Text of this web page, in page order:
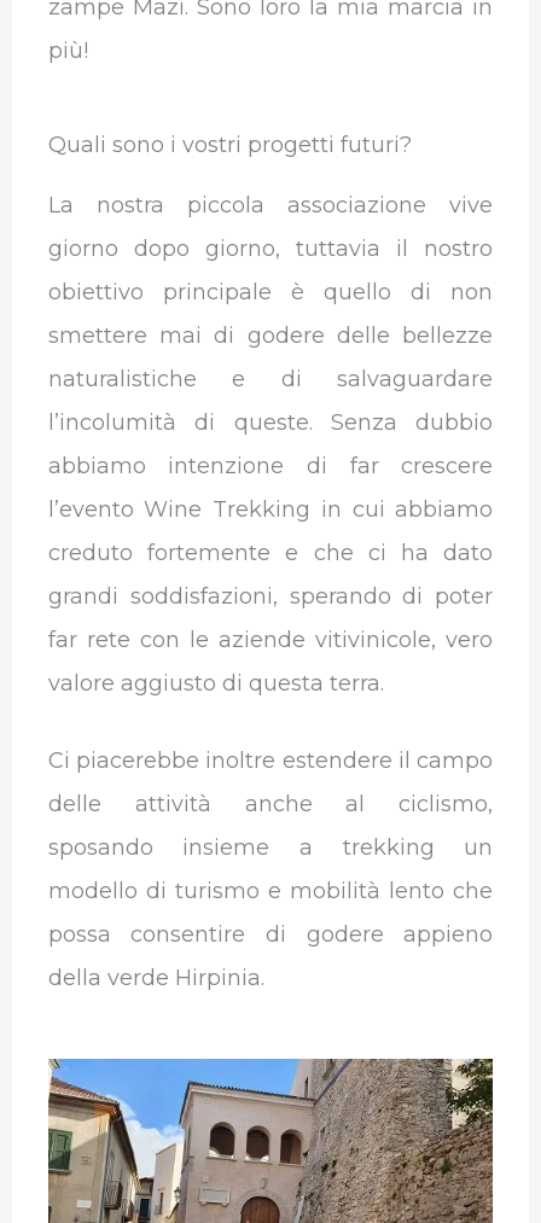
zampe Mazi. Sono loro la mia marcia in
più!
Quali sono i vostri progetti futuri?
La nostra piccola associazione vive
giorno dopo giorno, tuttavia il nostro
obiettivo principale è quello di non
smettere mai di godere delle bellezze
naturalistiche e di salvaguardare
l’incolumità di queste. Senza dubbio
abbiamo intenzione di far crescere
l’evento Wine Trekking in cui abbiamo
creduto fortemente e che ci ha dato
grandi soddisfazioni, sperando di poter
far rete con le aziende vitivinicole, vero
valore aggiusto di questa terra.
Ci piacerebbe inoltre estendere il campo
delle attività anche al ciclismo,
sposando insieme a trekking un
modello di turismo e mobilità lento che
possa consentire di godere appieno
della verde Hirpinia.